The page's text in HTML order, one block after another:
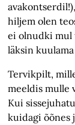
hiljem olen
ei olnudki mul
läksin
Tervikpilt,
meeldis mulle
Kui
kuidagi õõnes